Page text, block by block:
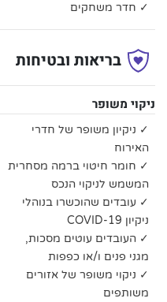
✓ חדר משחקים
בריאות ובטיחות
ניקוי משופר
✓ ניקיון משופר של חדרי
האירוח
✓ חומר חיטוי ברמה מסחרית
המשמש לניקוי הנכס
✓ עובדים שהוכשרו בנוהלי
ניקיון COVID-19
✓ העובדים עוטים מסכות,
מגני פנים ו/או כפפות
✓ ניקוי משופר של אזורים
משותפים